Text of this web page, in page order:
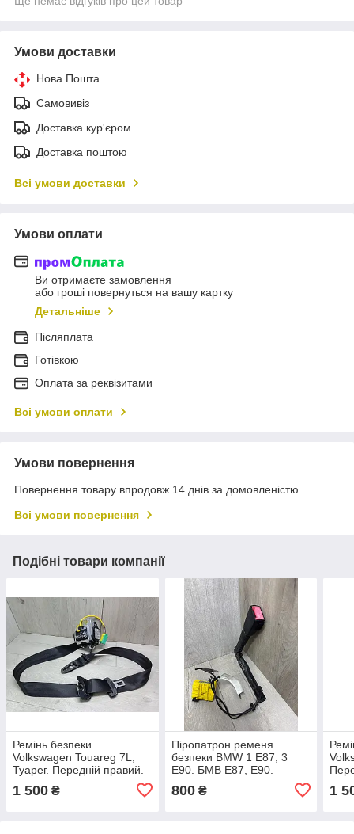
Умови доставки
Нова Пошта
Самовивіз
Доставка кур'єром
Доставка поштою
Всі умови доставки
Умови оплати
Ви отримаєте замовлення
або гроші повернуться на вашу картку
Детальніше
Післяплата
Готівкою
Оплата за реквізитами
Всі умови оплати
Умови повернення
Повернення товару впродовж 14 днів за домовленістю
Всі умови повернення
Подібні товари компанії
Ремінь безпеки
Volkswagen Touareg 7L,
Туарег. Передній правий.
1 500 ₴
Піропатрон ременя
безпеки BMW 1 E87, 3
E90. БМВ Е87, Е90.
33040941D, 7213564.
800₴ 1